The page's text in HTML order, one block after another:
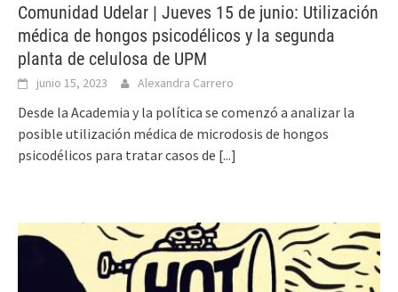
Comunidad Udelar | Jueves 15 de junio: Utilización
médica de hongos psicodélicos y la segunda
planta de celulosa de UPM
junio 15, 2023 Alexandra Carrero
Desde la Academia y la política se comenzó a analizar la
posible utilización médica de microdosis de hongos
psicodélicos para tratar casos de [...]